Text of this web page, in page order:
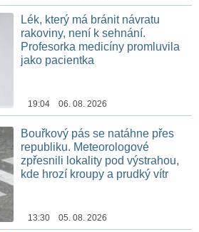
Lék, který má bránit návratu
rakoviny, není k sehnání.
Profesorka medicíny promluvila
jako pacientka
19:04 06. 08. 2026
Bouřkový pás se natáhne přes
republiku. Meteorologové
zpřesnili lokality pod výstrahou,
kde hrozí kroupy a prudký vítr
13:30 05. 08. 2026